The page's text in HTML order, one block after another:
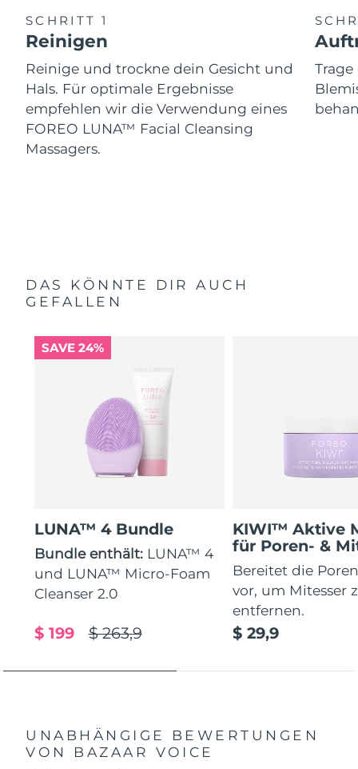
SCHRITT 1
Reinigen
Reinige und trockne dein Gesicht und
Hals. Für optimale Ergebnisse
empfehlen wir die Verwendung eines
FOREO LUNA™ Facial Cleansing
Massagers.
Trage
DAS KÖNNTE DIR AUCH
GEFALLEN
SAVE 24%
LUNA™ 4 Bundle
Bundle enthält: LUNA™ 4
und LUNA™ Micro-Foam
Cleanser 2.0
$ 263,9
$ 199
KIWI™ Aktive
für Poren- &
Bereitet die
vor, um Mitesser
entfernen.
$ 29,9
UNABHÄNGIGE BEWERTUNGEN
VON BAZAAR VOICE